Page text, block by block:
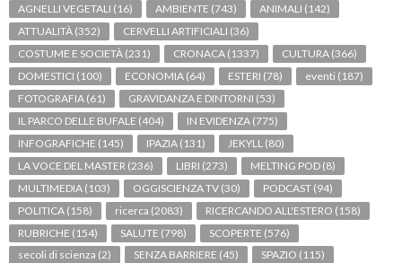
AGNELLI VEGETALI (16) AMBIENTE (743) ANIMALI (142)
ATTUALITÀ (352) CERVELLI ARTIFICIALI (36)
COSTUME E SOCIETÀ (231) CRONACA (1337) CULTURA (366)
DOMESTICI (100) ECONOMIA (64) ESTERI (78) eventi (187)
FOTOGRAFIA (61) GRAVIDANZA E DINTORNI (53)
IL PARCO DELLE BUFALE (404) IN EVIDENZA (775)
INFOGRAFICHE (145) IPAZIA (131) JEKYLL (80)
LA VOCE DEL MASTER (236) LIBRI (273) MELTING POD (8)
MULTIMEDIA (103) OGGISCIENZA TV (30) PODCAST (94)
POLITICA (158) ricerca (2083) RICERCANDO ALL'ESTERO (158)
RUBRICHE (154) SALUTE (798) SCOPERTE (576)
secoli di scienza (2) SENZA BARRIERE (45) SPAZIO (115)